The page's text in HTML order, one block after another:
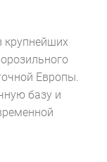
крупнейших
Европы.
базу и